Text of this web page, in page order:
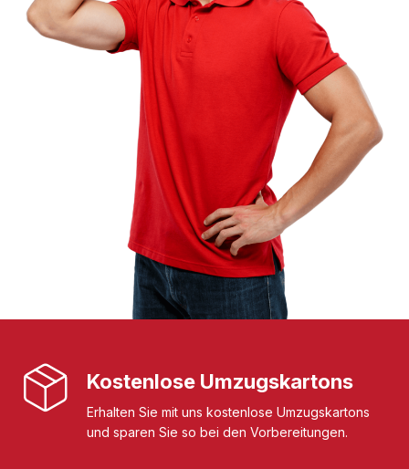
Kostenlose Umzugskartons
Erhalten Sie mit uns kostenlose Umzugskartons
und sparen Sie so bei den Vorbereitungen.